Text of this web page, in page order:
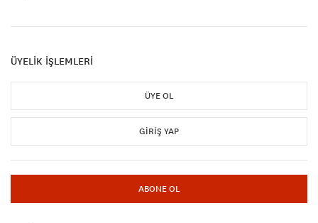
ÜYELİK İŞLEMLERİ
ÜYE OL
GIRIŞ YAP
ABONE OL